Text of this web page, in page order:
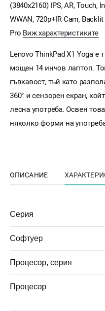
(3840x2160) IPS, AR, Touch,
WWAN, 720p+IR Cam,
Pro Виж характеристиките
Lenovo ThinkPad X1 Yoga е
мощен 14 инчов лаптоп.
гъвкавост, тъй като
360° и сензорен екран,
лесна употреба. Освен
няколко форми на
ОПИСАНИЕ
Серия
Софтуер
Процесор, серия
Процесор